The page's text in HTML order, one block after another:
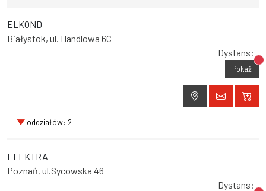
ELKOND
Białystok, ul. Handlowa 6C
Dystans:
Pokaż
oddziałów: 2
ELEKTRA
Poznań, ul.Sycowska 46
Dystans: